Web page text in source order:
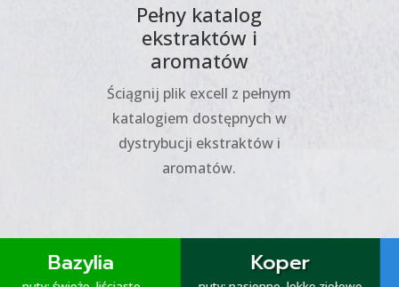
Pełny katalog
ekstraktów i
aromatów
Ściągnij plik excell z pełnym
katalogiem dostępnych w
dystrybucji ekstraktów i
aromatów.
Koper Mięta